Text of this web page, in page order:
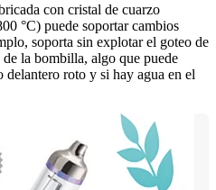
con cristal de cuarzo
°C) puede soportar cambios
soporta sin explotar el goteo de
la bombilla, algo que puede
roto y si hay agua en el